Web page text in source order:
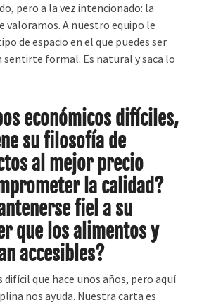
pero a la vez intencionado: la
valoramos. A nuestro equipo le
de espacio en el que puedes ser
sentirte formal. Es natural y saca lo
económicos difíciles,
su filosofía de
al mejor precio
la calidad?
fiel a su
que los alimentos y
accesibles?
difícil que hace unos años, pero aquí
nos ayuda. Nuestra carta es